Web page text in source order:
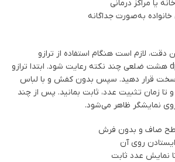
یا مراکز درمانی
به‌صورت جداگانه
دقت، لازم است هنگام استفاده از ترازو
دیجیتالی وزن کشی dpa هشت ضلعی چند نکته رعایت شود. ابتدا ترازو
قرار دهید. سپس بدون کفش و با لباس
زمان تثبیت عدد، ثابت بمانید. پس از چند
نمایشگر ظاهر می‌شود.
سطح صاف و بدون فرش
روی آن
نمایش عدد ثابت